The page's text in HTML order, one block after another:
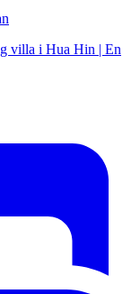
villa i Hua Hin | En